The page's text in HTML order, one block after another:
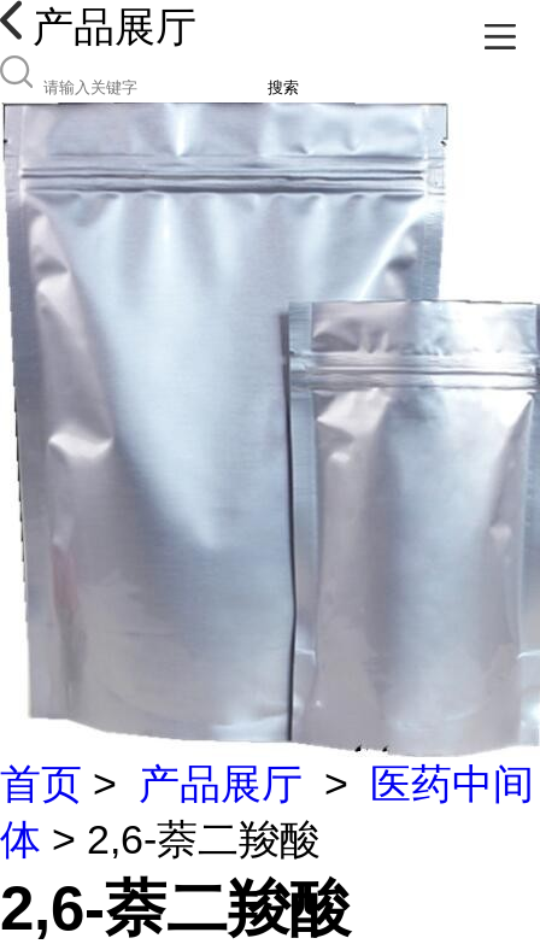
产品展厅
搜索
首页 > 产品展厅 >
医药中间
体 > 2,6-萘二羧酸
2,6-萘二羧酸